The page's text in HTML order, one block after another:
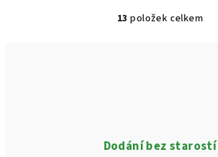
O
í
13 položek celkem
Dodání bez starostí